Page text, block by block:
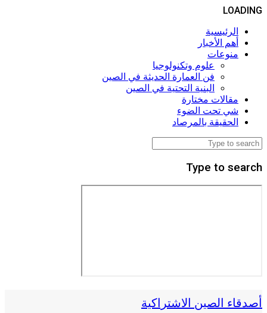
LOADING
الرئيسية
أهم الأخبار
منوعات
علوم وتكنولوجيا
فن العمارة الحديثة في الصين
البنية التحتية في الصين
مقالات مختارة
شي تحت الضوء
الحقيقة بالمرصاد
Type to search
أصدقاء الصين الاشتراكية